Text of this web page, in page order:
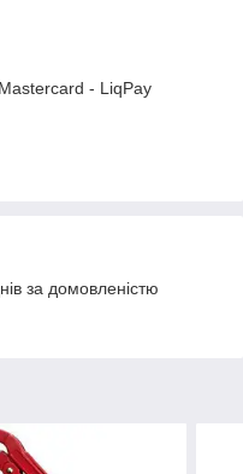
- LiqPay
за домовленістю